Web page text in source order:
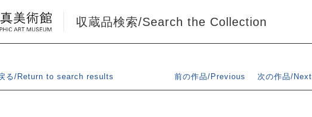
収蔵品検索/Search the Collection
る/Return to search results 前の作品/Previous 次の作品/Next